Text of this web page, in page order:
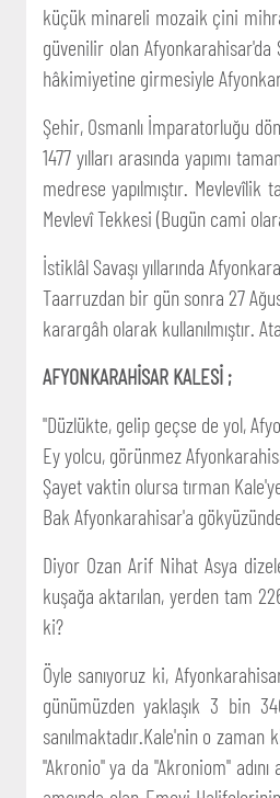
küçük minareli mozaik çini
güvenilir olan Afyonkarahisar'da
hâkimiyetine girmesiyle
Şehir, Osmanlı İmparatorluğu
1477 yılları arasında yapımı
medrese yapılmıştır. Mevlevîlik
Mevlevî Tekkesi (Bugün cami
İstiklâl Savaşı yıllarında
Taarruzdan bir gün sonra 27
karargâh olarak kullanılmıştır.
AFYONKARAHİSAR KALESİ ;
"Düzlükte, gelip geçse de yol,
Ey yolcu, görünmez
Şayet vaktin olursa tırman
Bak Afyonkarahisar'a
Diyor Ozan Arif Nihat Asya
kuşağa aktarılan, yerden tam
ki?
Öyle sanıyoruz ki,
günümüzden yaklaşık 3 bin
sanılmaktadır.Kale'nin o zaman
"Akronio" ya da "Akroniom"